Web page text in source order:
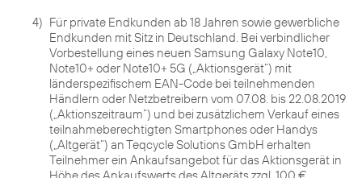
4) Für private Endkunden ab 18 Jahren sowie gewerbliche
Endkunden mit Sitz in Deutschland. Bei verbindlicher
Vorbestellung eines neuen Samsung Galaxy Note10,
Note10+ oder Note10+ 5G („Aktionsgerät“) mit
länderspezifischem EAN-Code bei teilnehmenden
Händlern oder Netzbetreibern vom 07.08. bis 22.08.2019
(„Aktionszeitraum“) und bei zusätzlichem Verkauf eines
teilnahmeberechtigten Smartphones oder Handys
(„Altgerät“) an Teqcycle Solutions GmbH erhalten
Teilnehmer ein Ankaufsangebot für das Aktionsgerät in